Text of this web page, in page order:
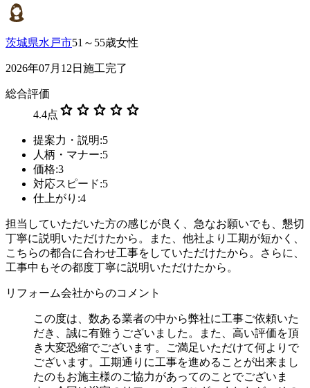
茨城県水戸市51～55歳女性
2026年07月12日施工完了
総合評価
4.4点 star star star star star
提案力・説明:5
人柄・マナー:5
価格:3
対応スピード:5
仕上がり:4
担当していただいた方の感じが良く、急なお願いでも、懇切
丁寧に説明いただけたから。また、他社より工期が短かく、
こちらの都合に合わせ工事をしていただけたから。さらに、
工事中もその都度丁寧に説明いただけたから。
リフォーム会社からのコメント
この度は、数ある業者の中から弊社に工事ご依頼いた
だき、誠に有難うございました。また、高い評価を頂
き大変恐縮でございます。ご満足いただけて何よりで
ございます。工期通りに工事を進めることが出来まし
たのもお施主様のご協力があってのことでございま